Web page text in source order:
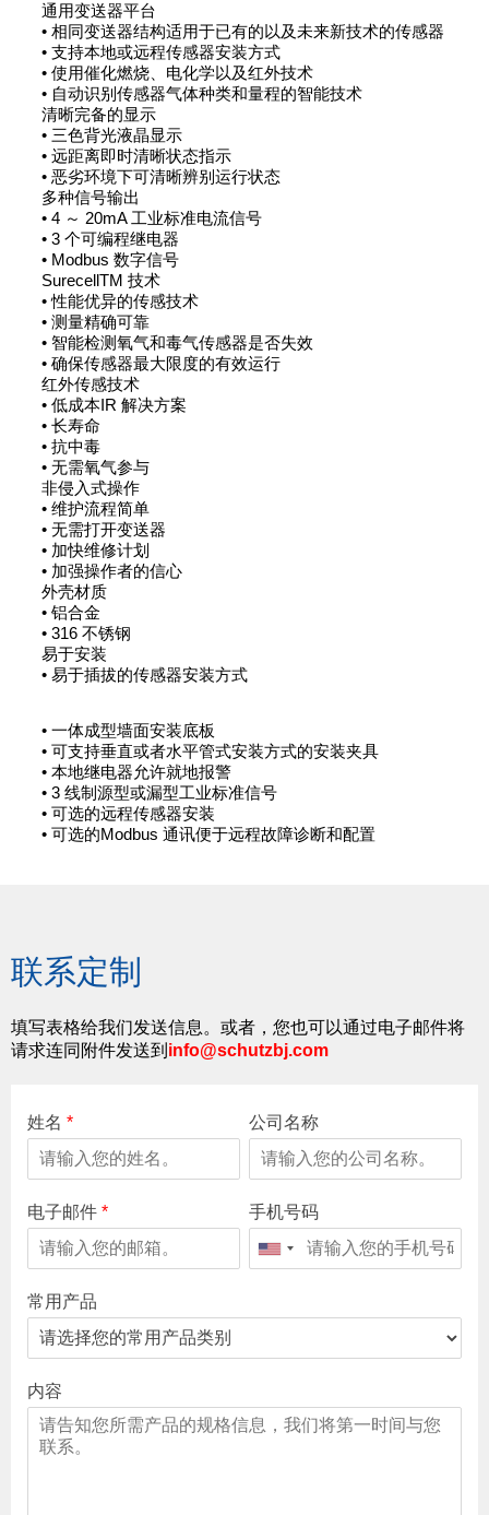
通用变送器平台
• 相同变送器结构适用于已有的以及未来新技术的传感器
• 支持本地或远程传感器安装方式
• 使用催化燃烧、电化学以及红外技术
• 自动识别传感器气体种类和量程的智能技术
清晰完备的显示
• 三色背光液晶显示
• 远距离即时清晰状态指示
• 恶劣环境下可清晰辨别运行状态
多种信号输出
• 4 ～ 20mA 工业标准电流信号
• 3 个可编程继电器
• Modbus 数字信号
SurecellTM 技术
• 性能优异的传感技术
• 测量精确可靠
• 智能检测氧气和毒气传感器是否失效
• 确保传感器最大限度的有效运行
红外传感技术
• 低成本IR 解决方案
• 长寿命
• 抗中毒
• 无需氧气参与
非侵入式操作
• 维护流程简单
• 无需打开变送器
• 加快维修计划
• 加强操作者的信心
外壳材质
• 铝合金
• 316 不锈钢
易于安装
• 易于插拔的传感器安装方式
• 一体成型墙面安装底板
• 可支持垂直或者水平管式安装方式的安装夹具
• 本地继电器允许就地报警
• 3 线制源型或漏型工业标准信号
• 可选的远程传感器安装
• 可选的Modbus 通讯便于远程故障诊断和配置
联系定制
填写表格给我们发送信息。或者，您也可以通过电子邮件将
请求连同附件发送到 info@schutzbj.com
姓名 * 公司名称
电子邮件 * 手机号码
常用产品
内容